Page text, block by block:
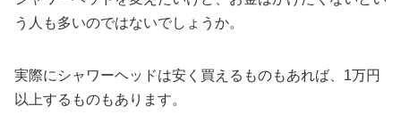
う人も多いのではないでしょうか。
実際にシャワーヘッドは安く買えるものもあれば、1万円
以上するものもあります。